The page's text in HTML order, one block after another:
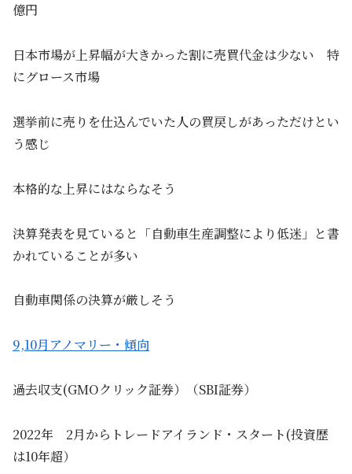
億円
日本市場が上昇幅が大きかった割に売買代金は少ない 特
にグロース市場
選挙前に売りを仕込んでいた人の買戻しがあっただけとい
う感じ
本格的な上昇にはならなそう
決算発表を見ていると「自動車生産調整により低迷」と書
かれていることが多い
自動車関係の決算が厳しそう
9,10月アノマリー・傾向
過去収支(GMOクリック証券）（SBI証券）
2022年 2月からトレードアイランド・スタート(投資歴
は10年超）